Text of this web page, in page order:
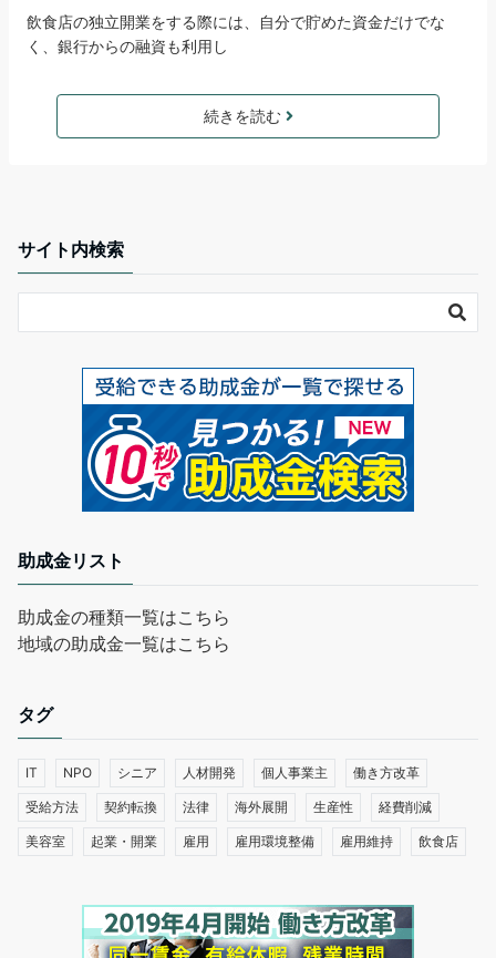
飲食店の独立開業をする際には、自分で貯めた資金だけでな
く、銀行からの融資も利用し
続きを読む
サイト内検索
助成金リスト
助成金の種類一覧はこちら
地域の助成金一覧はこちら
タグ
IT NPO シニア 人材開発 個人事業主 働き方改革
受給方法 契約転換 法律 海外展開 生産性 経費削減
美容室 起業・開業 雇用 雇用環境整備 雇用維持 飲食店